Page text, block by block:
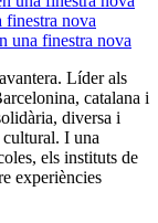
finestra nova
una finestra nova
Líder als
catalana i
diversa i
I una
els instituts de
experiències